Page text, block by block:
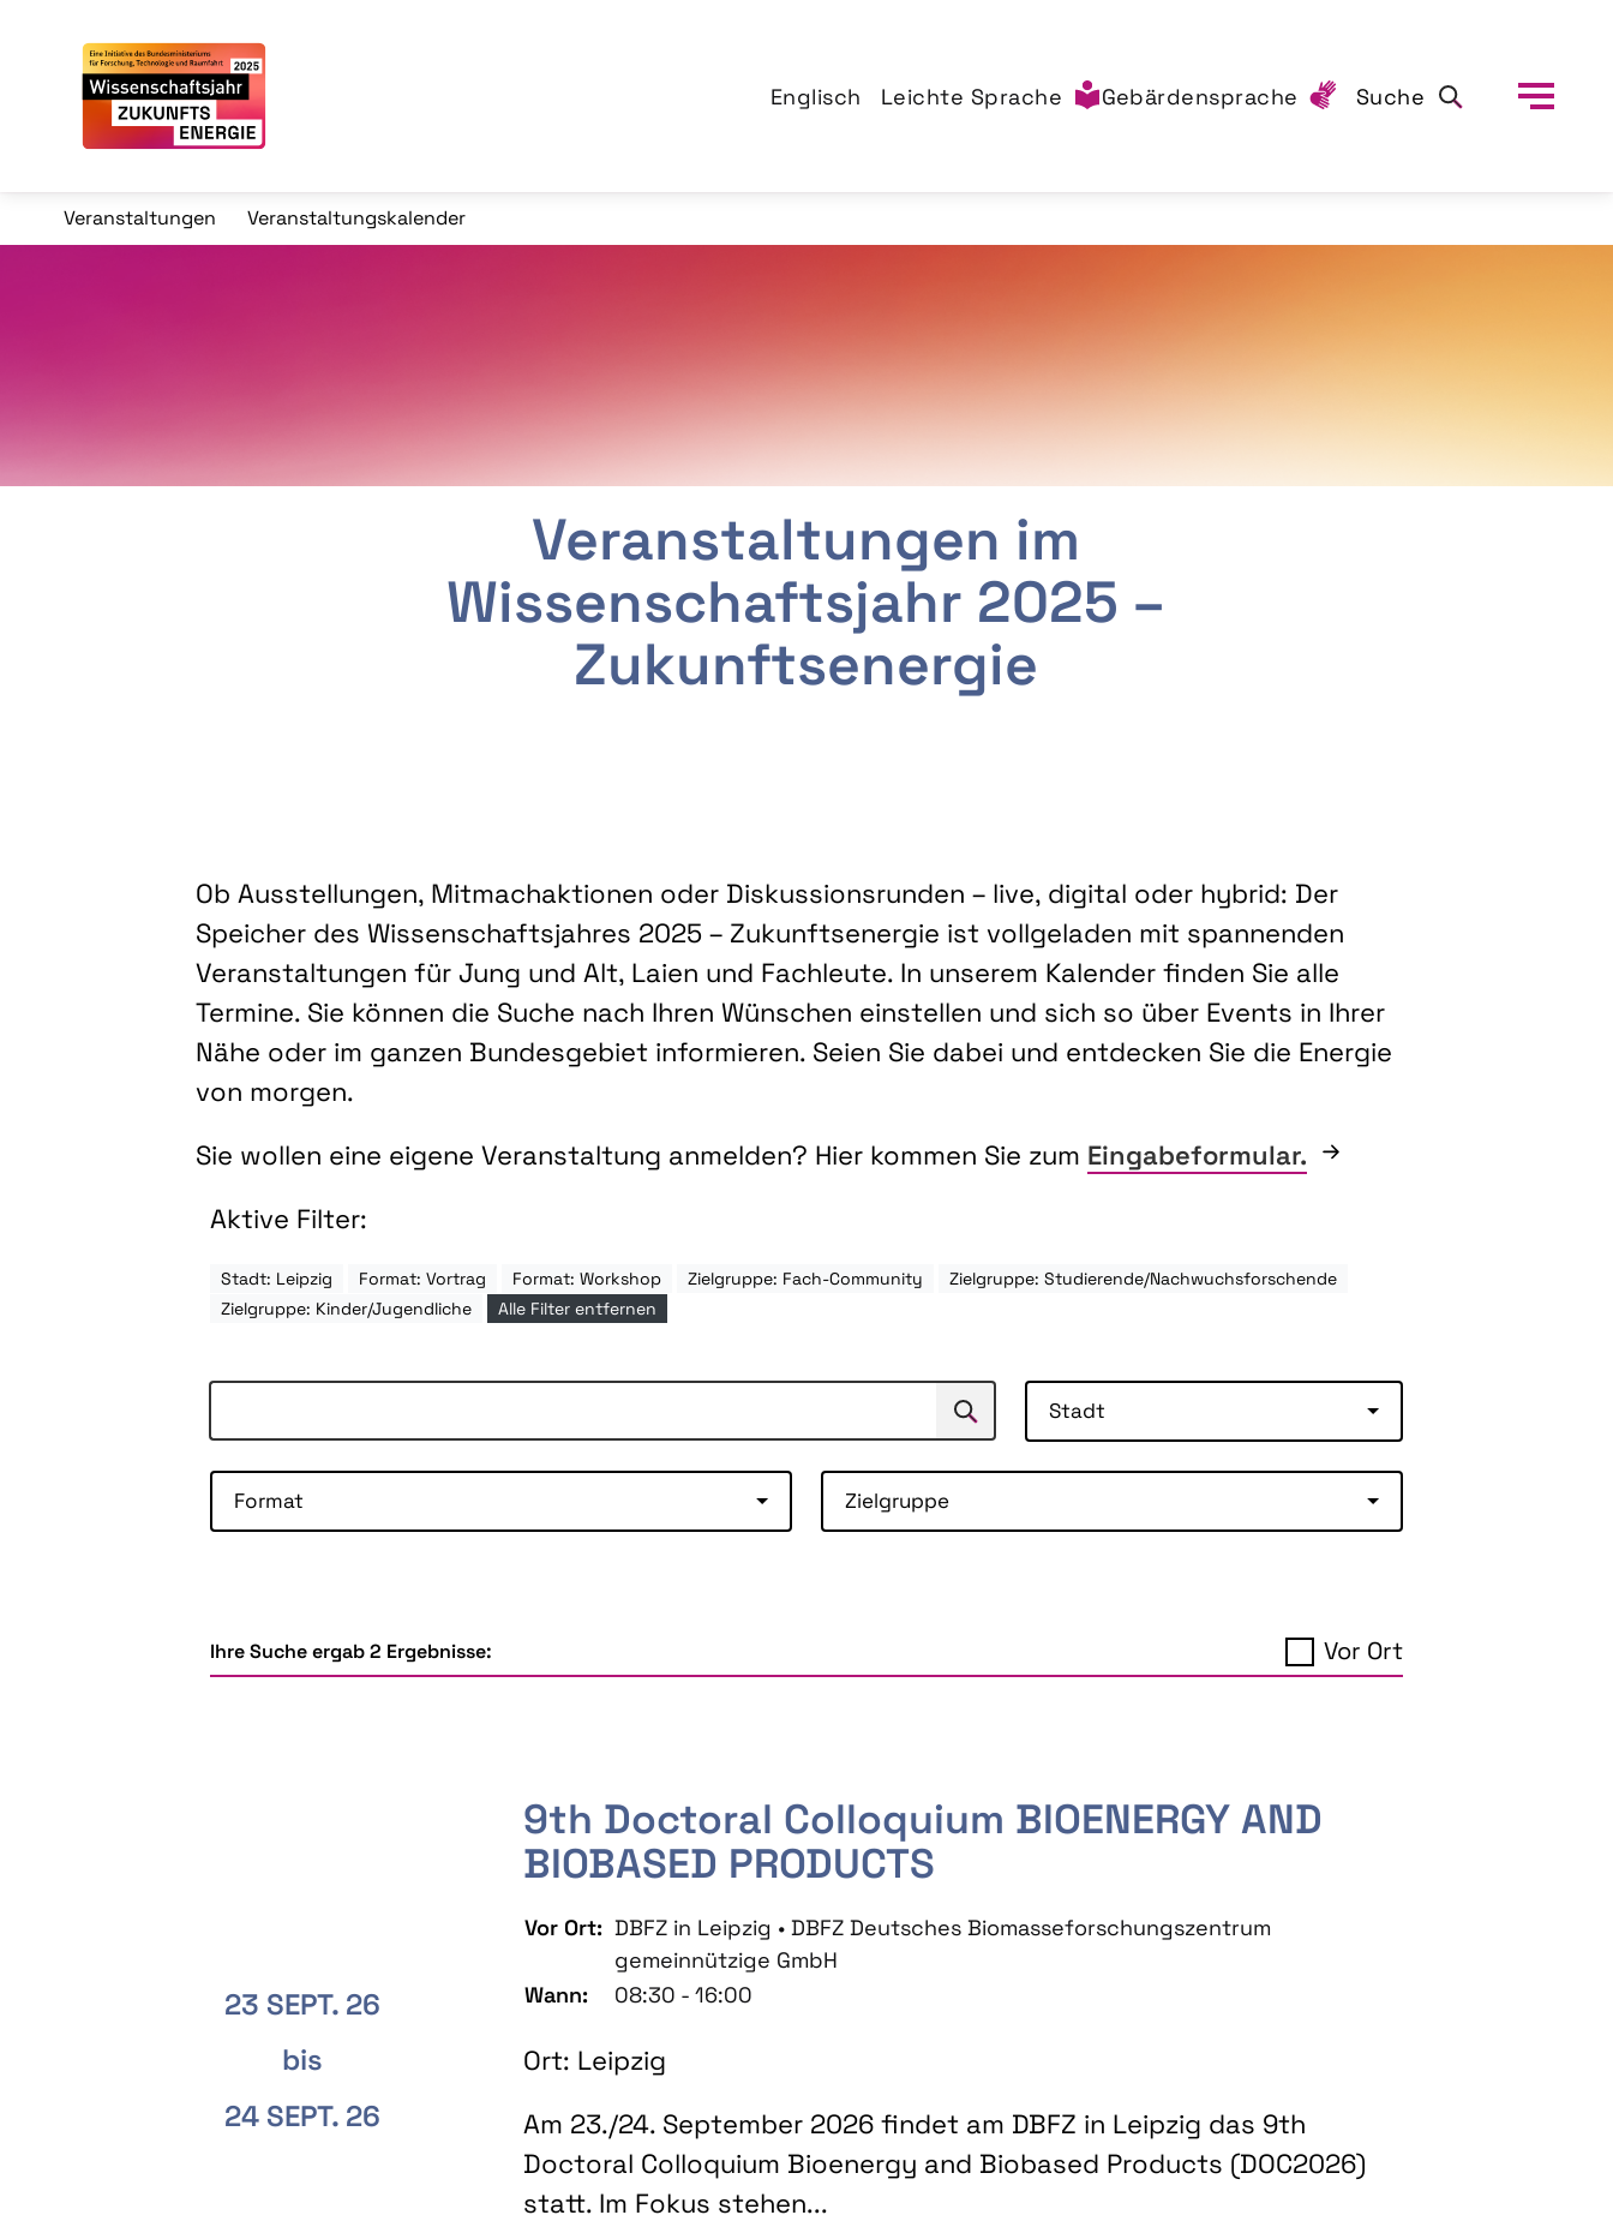
Englisch Leichte Sprache Gebärdensprache Suche
Veranstaltungen Veranstaltungskalender
Veranstaltungen im
Wissenschaftsjahr 2025 –
Zukunftsenergie
Ob Ausstellungen, Mitmachaktionen oder Diskussionsrunden – live, digital oder hybrid: Der
Speicher des Wissenschaftsjahres 2025 – Zukunftsenergie ist vollgeladen mit spannenden
Veranstaltungen für Jung und Alt, Laien und Fachleute. In unserem Kalender finden Sie alle
Termine. Sie können die Suche nach Ihren Wünschen einstellen und sich so über Events in Ihrer
Nähe oder im ganzen Bundesgebiet informieren. Seien Sie dabei und entdecken Sie die Energie
von morgen.
Sie wollen eine eigene Veranstaltung anmelden? Hier kommen Sie zum Eingabeformular.
Aktive Filter:
Stadt: Leipzig Format: Vortrag Format: Workshop Zielgruppe: Fach-Community
Zielgruppe: Studierende/Nachwuchsforschende
Zielgruppe: Kinder/Jugendliche
Alle Filter entfernen
Suchen Stadt
Format Zielgruppe
Ihre Suche ergab 2 Ergebnisse: Vor Ort
23 SEPT. 26
bis
24 SEPT. 26
9th Doctoral Colloquium BIOENERGY AND
BIOBASED PRODUCTS
Vor Ort: DBFZ in Leipzig • DBFZ Deutsches Biomasseforschungszentrum
gemeinnützige GmbH
Wann:
08:30 - 16:00
Ort: Leipzig
Am 23./24. September 2026 findet am DBFZ in Leipzig das 9th
Doctoral Colloquium Bioenergy and Biobased Products (DOC2026)
statt. Im Fokus stehen...